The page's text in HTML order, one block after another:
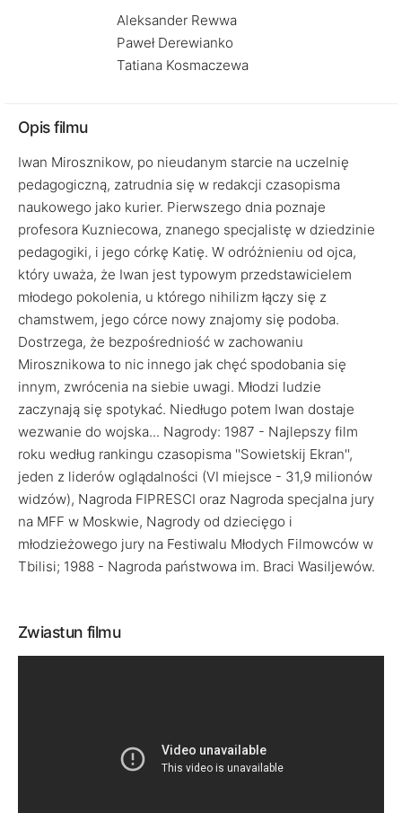
Aleksander Rewwa
Paweł Derewianko
Tatiana Kosmaczewa
Opis filmu
Iwan Mirosznikow, po nieudanym starcie na uczelnię
pedagogiczną, zatrudnia się w redakcji czasopisma
naukowego jako kurier. Pierwszego dnia poznaje
profesora Kuzniecowa, znanego specjalistę w dziedzinie
pedagogiki, i jego córkę Katię. W odróżnieniu od ojca,
który uważa, że Iwan jest typowym przedstawicielem
młodego pokolenia, u którego nihilizm łączy się z
chamstwem, jego córce nowy znajomy się podoba.
Dostrzega, że bezpośredniość w zachowaniu
Mirosznikowa to nic innego jak chęć spodobania się
innym, zwrócenia na siebie uwagi. Młodzi ludzie
zaczynają się spotykać. Niedługo potem Iwan dostaje
wezwanie do wojska... Nagrody: 1987 - Najlepszy film
roku według rankingu czasopisma ''Sowietskij Ekran'',
jeden z liderów oglądalności (VI miejsce - 31,9 milionów
widzów), Nagroda FIPRESCI oraz Nagroda specjalna jury
na MFF w Moskwie, Nagrody od dziecięgo i
młodzieżowego jury na Festiwalu Młodych Filmowców w
Tbilisi; 1988 - Nagroda państwowa im. Braci Wasiljewów.
Zwiastun filmu